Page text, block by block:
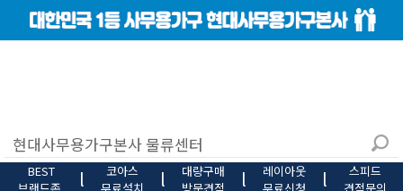
BEST
l
코아스
l
대량구매
l
레이아웃
l
스피드